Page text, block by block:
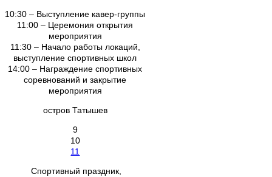
10:30 – Выступление кавер-группы
11:00 – Церемония открытия
мероприятия
11:30 – Начало работы локаций,
выступление спортивных школ
14:00 – Награждение спортивных
соревнований и закрытие
мероприятия
остров Татышев
9
10
11
Спортивный праздник,